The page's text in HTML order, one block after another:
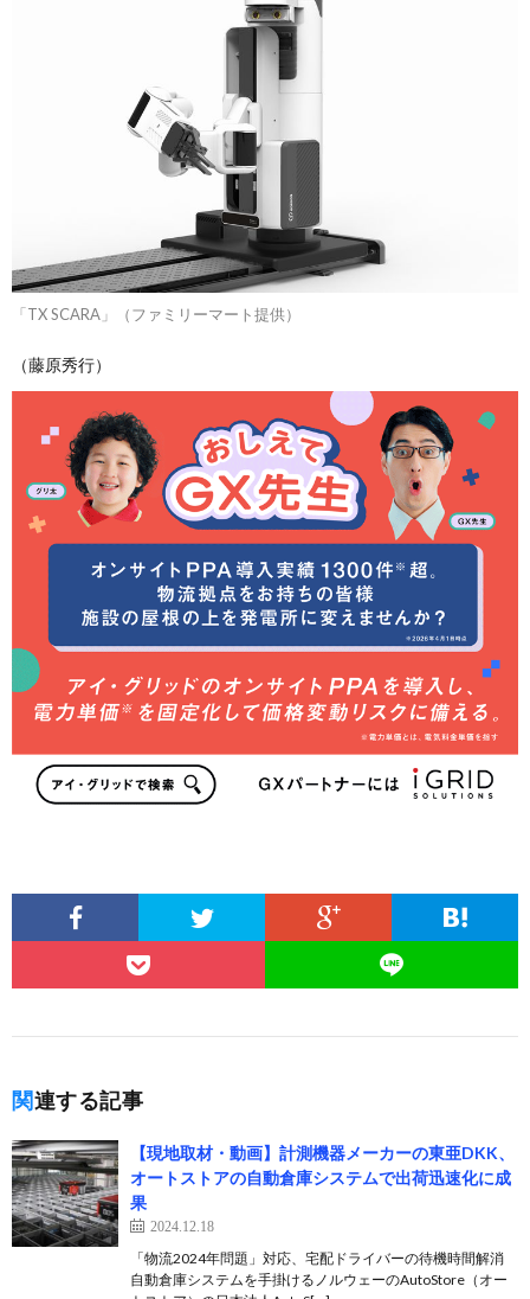
「TX SCARA」（ファミリーマート提供）
（藤原秀行）
関連する記事
【現地取材・動画】計測機器メーカーの東亜DKK、
オートストアの自動倉庫システムで出荷迅速化に成
果
2024.12.18
「物流2024年問題」対応、宅配ドライバーの待機時間解消
自動倉庫システムを手掛けるノルウェーのAutoStore（オー